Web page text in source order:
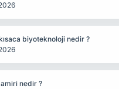
biyoteknoloji nedir ?
nedir ?